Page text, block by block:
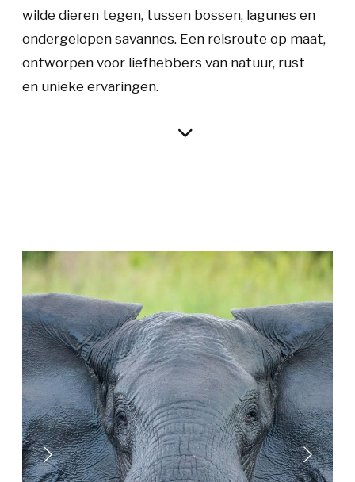
wilde dieren tegen, tussen bossen, lagunes en
ondergelopen savannes. Een reisroute op maat,
ontworpen voor liefhebbers van natuur, rust
en unieke ervaringen.